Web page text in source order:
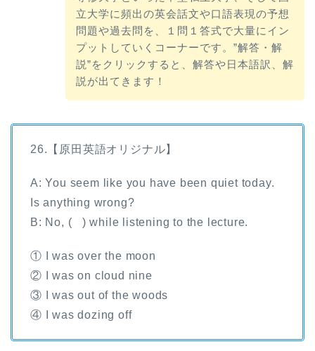
立大学に頻出の英会話文や口語表現の予想
問題や過去問を、１問１答式で大量にイン
プットしていくコーナーです。”解答・解
説”をクリックすると、解答や日本語訳、解
説が出てきます！
26.【原田英語オリジナル】
A: You seem like you have been quiet today.
Is anything wrong?
B: No, ( ) while listening to the lecture.
① I was over the moon
② I was on cloud nine
③ I was out of the woods
④ I was dozing off